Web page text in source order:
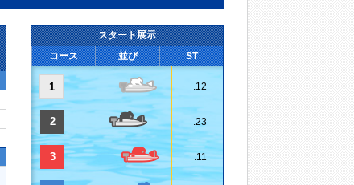
スタート展示
コース
並び ST
1 .12
2 .23
3 .11